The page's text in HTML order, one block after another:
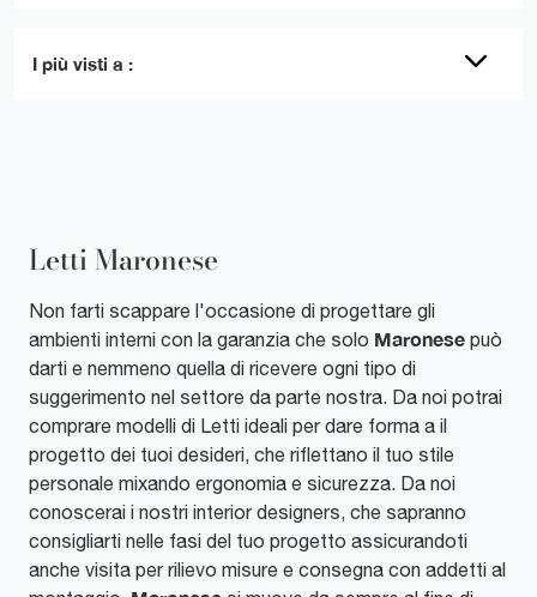
I più visti a :
Letti Maronese
Non farti scappare l'occasione di progettare gli
ambienti interni con la garanzia che solo Maronese può
darti e nemmeno quella di ricevere ogni tipo di
suggerimento nel settore da parte nostra. Da noi potrai
comprare modelli di Letti ideali per dare forma a il
progetto dei tuoi desideri, che riflettano il tuo stile
personale mixando ergonomia e sicurezza. Da noi
conoscerai i nostri interior designers, che sapranno
consigliarti nelle fasi del tuo progetto assicurandoti
anche visita per rilievo misure e consegna con addetti al